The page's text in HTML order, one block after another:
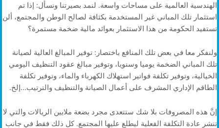
الهندسية العالمية على مساحات واسعة. لنمد بصيرتنا ونسأل: إذا تم
استثمار تلك المباني غير المستخدمة بكثافة لصالح الوطن والمجتمع، ألن
تستفيد الحكومة من هذا الاستثمار بعوائد مالية ضخمة مستمرة؟
ولنفكر معا في بعض تلك المنافع باختصار: توفير المبالغ العالية لصيانة
تلك المباني الضخمة يوميا وسنويا، وتوفير مبالغ عقود التنظيف اليومي
الخيالية، وتوفير تكلفة فواتير استهلاك الكهرباء والماء، وتوفير تكلفة
الطاقم الإداري المشرف على أعمال الصيانة والتنظيف والترتيب…إلخ.
إنَّ هذه المصروفات بلا شك ستتعدى مجرد بضعة ملايين الريالات والتي لا
تنشر عادة التكلفة الفعلية ليطلع عليها المجتمع. كل ذلك فقط في جانب